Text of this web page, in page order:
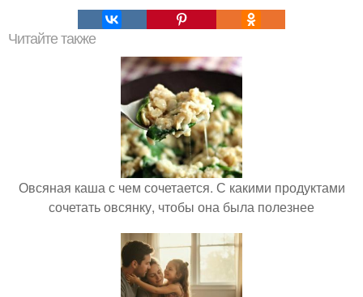
Читайте также
Овсяная каша с чем сочетается. С какими продуктами
сочетать овсянку, чтобы она была полезнее